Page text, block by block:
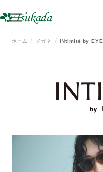
会
ホーム メガネ iNtimité by